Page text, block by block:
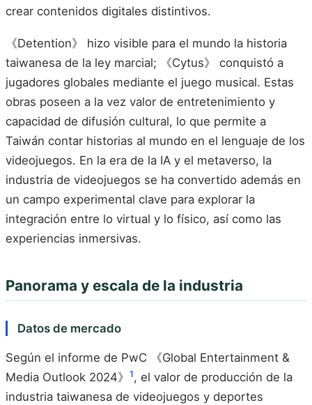
crear contenidos digitales distintivos.
《Detention》 hizo visible para el mundo la historia
taiwanesa de la ley marcial; 《Cytus》 conquistó a
jugadores globales mediante el juego musical. Estas
obras poseen a la vez valor de entretenimiento y
capacidad de difusión cultural, lo que permite a
Taiwán contar historias al mundo en el lenguaje de los
videojuegos. En la era de la IA y el metaverso, la
industria de videojuegos se ha convertido además en
un campo experimental clave para explorar la
integración entre lo virtual y lo físico, así como las
experiencias inmersivas.
Panorama y escala de la industria
Datos de mercado
Según el informe de PwC 《Global Entertainment &
Media Outlook 2024》 1, el valor de producción de la
industria taiwanesa de videojuegos y deportes